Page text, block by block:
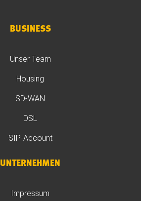
BUSINESS
Unser Team
Housing
SD-WAN
DSL
SIP-Account
UNTERNEHMEN
Impressum